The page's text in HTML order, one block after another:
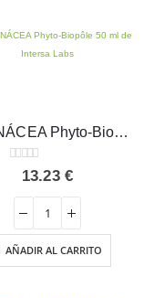
EQUINÁCEA Phyto-Biopôle 50 ml – Intersa
out of 5
13.23 €
AÑADIR AL CARRITO